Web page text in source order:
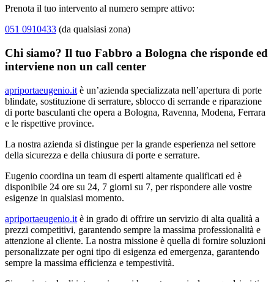
Prenota il tuo intervento al numero sempre attivo:
051 0910433 (da qualsiasi zona)
Chi siamo? Il tuo Fabbro a Bologna che risponde ed
interviene non un call center
apriportaeugenio.it è un’azienda specializzata nell’apertura di porte
blindate, sostituzione di serrature, sblocco di serrande e riparazione
di porte basculanti che opera a Bologna, Ravenna, Modena, Ferrara
e le rispettive province.
La nostra azienda si distingue per la grande esperienza nel settore
della sicurezza e della chiusura di porte e serrature.
Eugenio coordina un team di esperti altamente qualificati ed è
disponibile 24 ore su 24, 7 giorni su 7, per rispondere alle vostre
esigenze in qualsiasi momento.
apriportaeugenio.it è in grado di offrire un servizio di alta qualità a
prezzi competitivi, garantendo sempre la massima professionalità e
attenzione al cliente. La nostra missione è quella di fornire soluzioni
personalizzate per ogni tipo di esigenza ed emergenza, garantendo
sempre la massima efficienza e tempestività.